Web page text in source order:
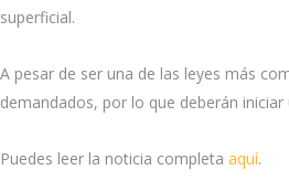
superficial.
A pesar de ser una de las leyes más
demandados, por lo que deberán
Puedes leer la noticia completa aquí.